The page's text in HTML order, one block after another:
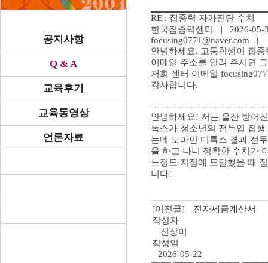
공지사항
Q & A
교육후기
교육동영상
언론자료
RE : 집중력 자가진단 수치
한국집중력센터
| 2026-05-
focusing0771@naver.com |
안녕하세요, 고등학생이 집
이메일 주소를 알려 주시면
저희 센터 이메일
감사합니다.
안녕하세요! 저는 울산 방어
톡스가 청소년의 전두엽 집
는데 도파민 디톡스 결과 전
을 하고 나니 정확한 수치가
느정도 지점에 도달했을 때
니다!
[이전글]
전자세금계산서
작성자
신상미
작성일
2026-05-22